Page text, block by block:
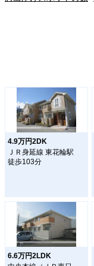
4.9万円2DK
ＪＲ身延線 東花輪駅
徒歩103分
6.6万円2LDK